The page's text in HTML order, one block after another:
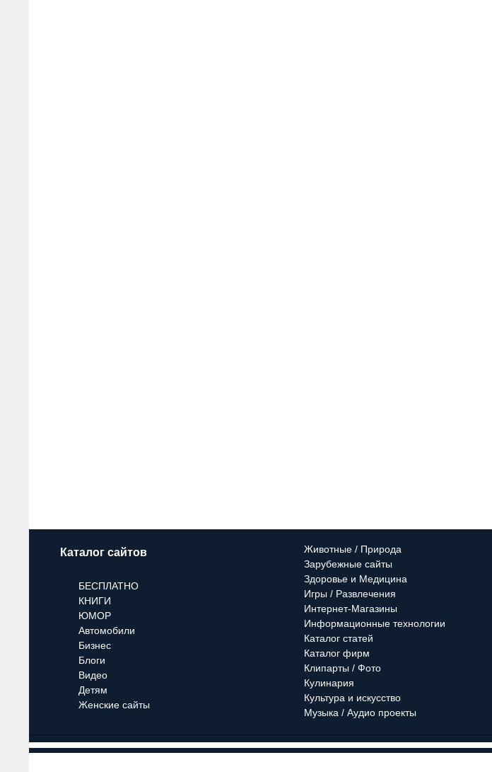
Каталог сайтов
БЕСПЛАТНО
КНИГИ
ЮМОР
Автомобили
Бизнес
Блоги
Видео
Детям
Женские сайты
Животные / Природа
Зарубежные сайты
Здоровье и Медицина
Игры / Развлечения
Интернет-Магазины
Информационные технологии
Каталог статей
Каталог фирм
Клипарты / Фото
Кулинария
Культура и искусство
Музыка / Аудио проекты